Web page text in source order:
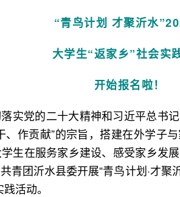
“青鸟计划 才聚沂水
大学生“返家乡”社会实
开始报名啦！
实党的二十大精神和习近平总书
、作贡献”的宗旨，搭建在外学子
生在服务家乡建设、感受家乡发
青团沂水县委开展“青鸟计划·才聚
活动。